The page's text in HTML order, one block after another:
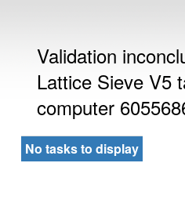
Validation
Lattice Sieve V5
computer
No tasks to display